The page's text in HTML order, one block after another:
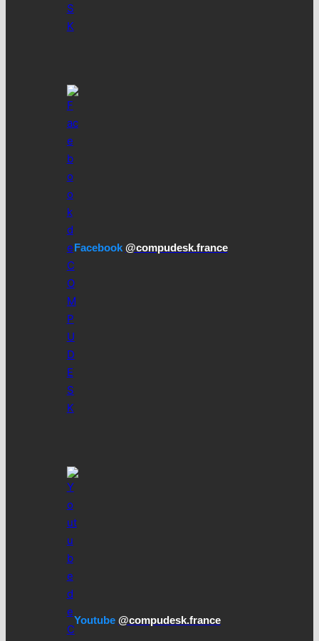
Facebook @compudesk.france
Youtube @compudesk.france